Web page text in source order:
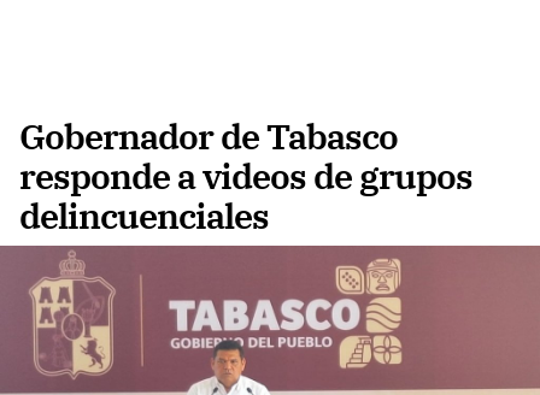
Gobernador de Tabasco
responde a videos de grupos
delincuenciales